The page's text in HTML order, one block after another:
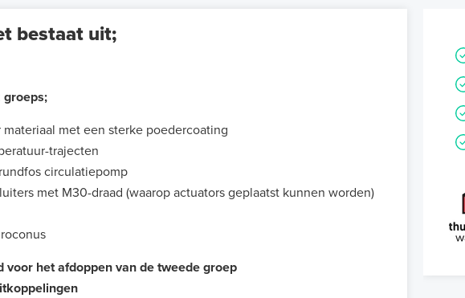
bestaat uit;
groeps;
met een sterke poedercoating
trajecten
circulatiepomp
met M30-draad (waarop actuators geplaatst kunnen worden)
voor het afdoppen van de tweede groep